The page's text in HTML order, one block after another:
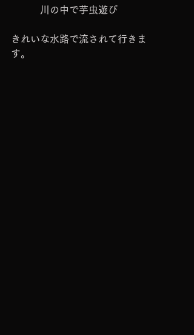
川の中で芋虫遊び
きれいな水路で流されて行きま
す。